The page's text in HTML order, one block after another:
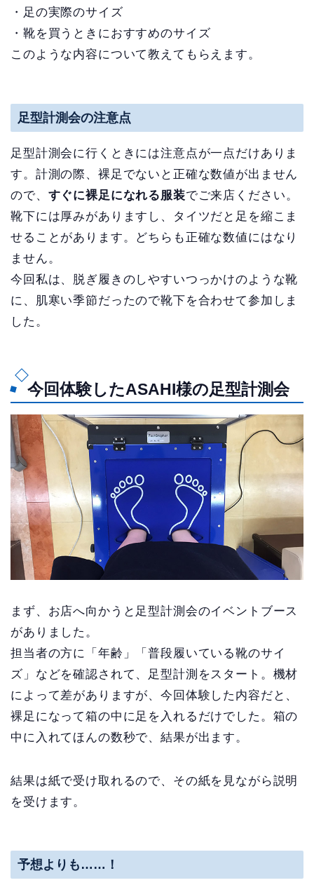
・足の実際のサイズ
・靴を買うときにおすすめのサイズ
このような内容について教えてもらえます。
足型計測会の注意点
足型計測会に行くときには注意点が一点だけありま
す。計測の際、裸足でないと正確な数値が出ません
ので、 すぐに裸足になれる服装でご来店ください。
靴下には厚みがありますし、タイツだと足を縮こま
せることがあります。どちらも正確な数値にはなり
ません。
今回私は、脱ぎ履きのしやすいつっかけのような靴
に、肌寒い季節だったので靴下を合わせて参加しま
した。
今回体験したASAHI様の足型計測会
まず、お店へ向かうと足型計測会のイベントブース
がありました。
担当者の方に「年齢」「普段履いている靴のサイ
ズ」などを確認されて、足型計測をスタート。機材
によって差がありますが、今回体験した内容だと、
裸足になって箱の中に足を入れるだけでした。箱の
中に入れてほんの数秒で、結果が出ます。
結果は紙で受け取れるので、その紙を見ながら説明
を受けます。
予想よりも……！